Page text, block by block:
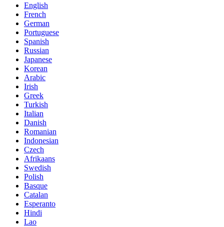
English
French
German
Portuguese
Spanish
Russian
Japanese
Korean
Arabic
Irish
Greek
Turkish
Italian
Danish
Romanian
Indonesian
Czech
Afrikaans
Swedish
Polish
Basque
Catalan
Esperanto
Hindi
Lao